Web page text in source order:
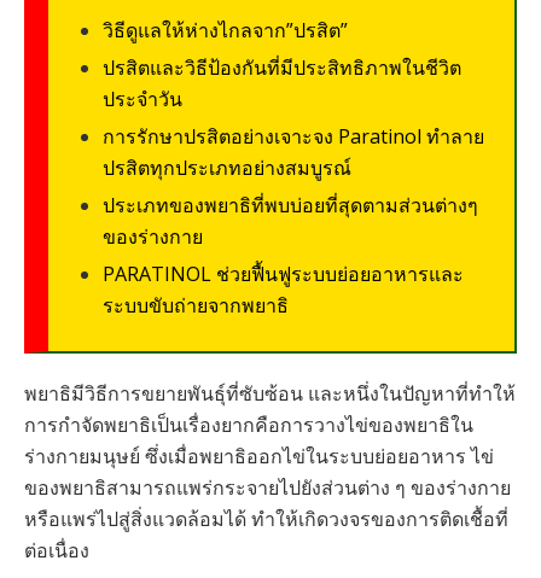
วิธีดูแลให้ห่างไกลจาก”ปรสิต”
ปรสิตและวิธีป้องกันที่มีประสิทธิภาพในชีวิต
ประจำวัน
การรักษาปรสิตอย่างเจาะจง Paratinol ทำลาย
ปรสิตทุกประเภทอย่างสมบูรณ์
ประเภทของพยาธิที่พบบ่อยที่สุดตามส่วนต่างๆ
ของร่างกาย
PARATINOL ช่วยฟื้นฟูระบบย่อยอาหารและ
ระบบขับถ่ายจากพยาธิ
พยาธิมีวิธีการขยายพันธุ์ที่ซับซ้อน และหนึ่งในปัญหาที่ทำให้
การกำจัดพยาธิเป็นเรื่องยากคือการวางไข่ของพยาธิใน
ร่างกายมนุษย์ ซึ่งเมื่อพยาธิออกไข่ในระบบย่อยอาหาร ไข่
ของพยาธิสามารถแพร่กระจายไปยังส่วนต่าง ๆ ของร่างกาย
หรือแพร่ไปสู่สิ่งแวดล้อมได้ ทำให้เกิดวงจรของการติดเชื้อที่
ต่อเนื่อง